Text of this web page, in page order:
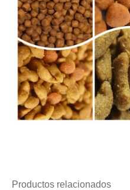
Productos relacionados